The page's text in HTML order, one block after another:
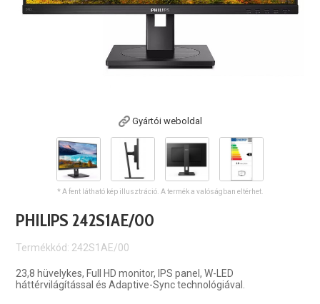
Gyártói weboldal
* A fent látható kép illusztráció. A termék a valóságban eltérhet.
PHILIPS 242S1AE/00
Termékkód: 242S1AE/00
23,8 hüvelykes, Full HD monitor, IPS panel, W-LED
háttérvilágítással és Adaptive-Sync technológiával.